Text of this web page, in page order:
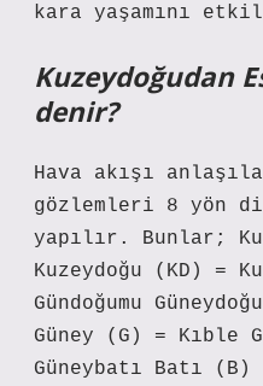
kara yaşamını
Kuzeydoğudan
denir?
Hava akışı
gözlemleri 8 yön
yapılır. Bunlar;
Kuzeydoğu (KD) =
Gündoğumu
Güney (G) = Kıble
Güneybatı Batı (B)